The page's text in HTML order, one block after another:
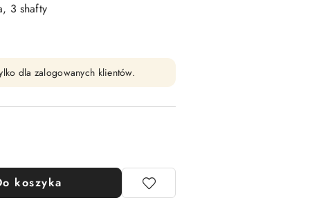
3 shafty
dla zalogowanych klientów.
koszyka